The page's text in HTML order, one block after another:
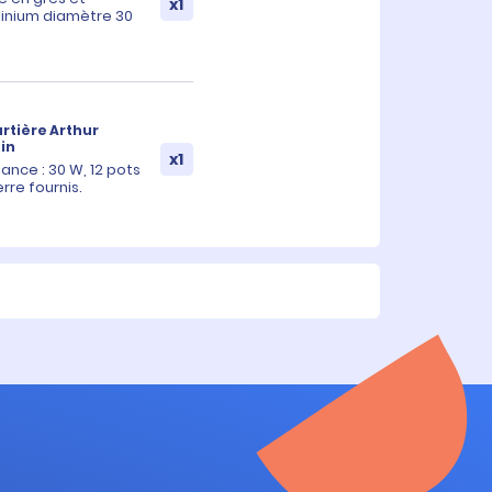
diamètre 30
Arthur
: 30 W, 12 pots
fournis.
x1